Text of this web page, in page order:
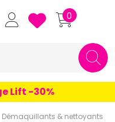
Grande Pharmacie
0
Lift -30%
Démaquillants & nettoyants